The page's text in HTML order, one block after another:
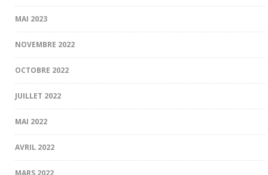
MAI 2023
NOVEMBRE 2022
OCTOBRE 2022
JUILLET 2022
MAI 2022
AVRIL 2022
MARS 2022